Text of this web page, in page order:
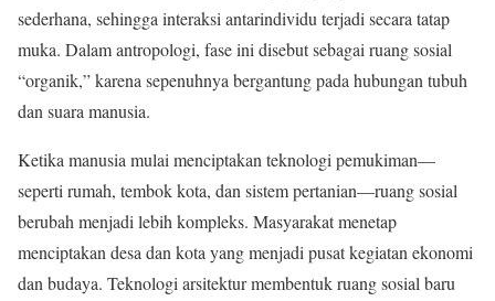
sederhana, sehingga interaksi antarindividu terjadi secara tatap
muka. Dalam antropologi, fase ini disebut sebagai ruang sosial
“organik,” karena sepenuhnya bergantung pada hubungan tubuh
dan suara manusia.
Ketika manusia mulai menciptakan teknologi pemukiman—
seperti rumah, tembok kota, dan sistem pertanian—ruang sosial
berubah menjadi lebih kompleks. Masyarakat menetap
menciptakan desa dan kota yang menjadi pusat kegiatan ekonomi
dan budaya. Teknologi arsitektur membentuk ruang sosial baru